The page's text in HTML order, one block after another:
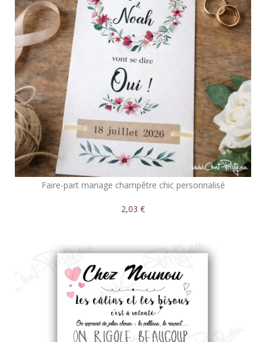
Faire-part mariage champêtre chic personnalisé
2,03 €